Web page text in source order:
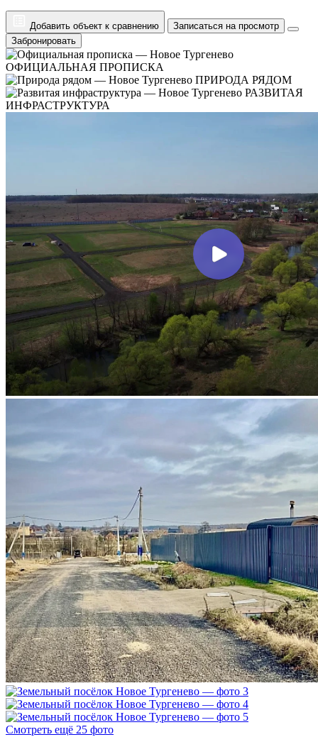
Добавить объект к сравнению
Записаться на просмотр
Забронировать
ОФИЦИАЛЬНАЯ ПРОПИСКА
ПРИРОДА РЯДОМ
РАЗВИТАЯ
ИНФРАСТРУКТУРА
Смотреть ещё 25 фото